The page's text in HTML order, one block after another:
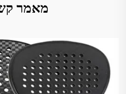
מאמר